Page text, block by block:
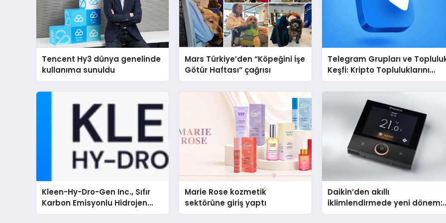
Tencent Hy3 dünya genelinde
kullanıma sunuldu
Mars Türkiye’den “Köpeğini İşe
Götür Haftası” çağrısı
Telegram Grupları ve
Keşfi: Kripto Topluluklarını
Telegram’da Keşfetmek
Kleen-Hy-Dro-Gen Inc., Sıfır
Karbon Emisyonlu Hidrojen
Isıtma Teknolojisinde ISO ve
Marie Rose kozmetik
sektörüne giriş yaptı
Daikin’den akıllı
iklimlendirmede yeni dönem:
Madoka Plus Türkiye’de